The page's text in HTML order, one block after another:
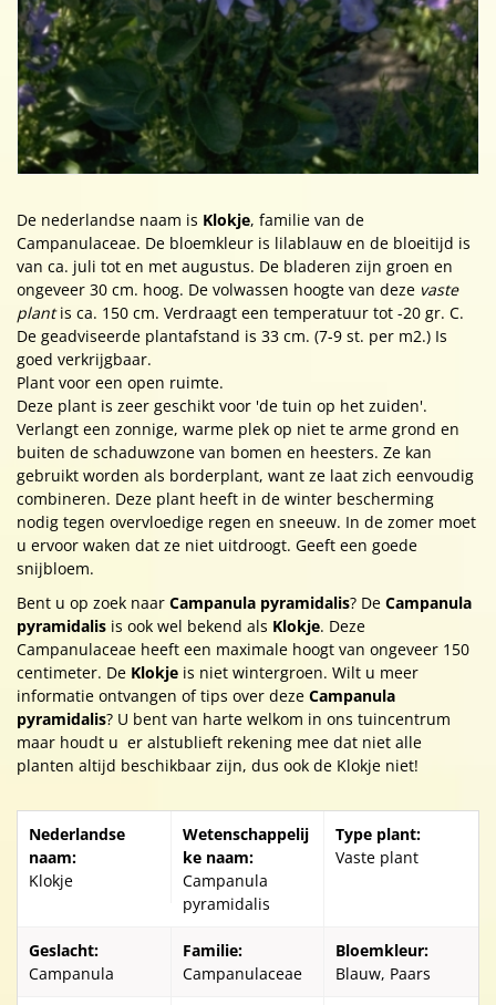
De nederlandse naam is Klokje, familie van de
Campanulaceae. De bloemkleur is lilablauw en de bloeitijd is
van ca. juli tot en met augustus. De bladeren zijn groen en
ongeveer 30 cm. hoog. De volwassen hoogte van deze vaste
plantis ca. 150 cm. Verdraagt een temperatuur tot -20 gr. C.
De geadviseerde plantafstand is 33 cm. (7-9 st. per m2.) Is
goed verkrijgbaar.
Plant voor een open ruimte.
Deze plant is zeer geschikt voor 'de tuin op het zuiden'.
Verlangt een zonnige, warme plek op niet te arme grond en
buiten de schaduwzone van bomen en heesters. Ze kan
gebruikt worden als borderplant, want ze laat zich eenvoudig
combineren. Deze plant heeft in de winter bescherming
nodig tegen overvloedige regen en sneeuw. In de zomer moet
u ervoor waken dat ze niet uitdroogt. Geeft een goede
snijbloem.
Bent u op zoek naar Campanula pyramidalis? De Campanula
pyramidalis is ook wel bekend als Klokje. Deze
Campanulaceae heeft een maximale hoogt van ongeveer 150
centimeter. De Klokje is niet wintergroen. Wilt u meer
informatie ontvangen of tips over deze Campanula
pyramidalis? U bent van harte welkom in ons tuincentrum
maar houdt u er alstublieft rekening mee dat niet alle
planten altijd beschikbaar zijn, dus ook de Klokje niet!
Nederlandse
naam:
Klokje
Wetenschappelij
ke naam:
Campanula
pyramidalis
Type plant:
Vaste plant
Geslacht:
Campanula
Familie:
Campanulaceae
Bloemkleur:
Blauw, Paars